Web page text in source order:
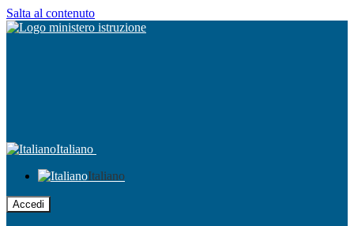
Salta al contenuto
Italiano
Italiano
Accedi